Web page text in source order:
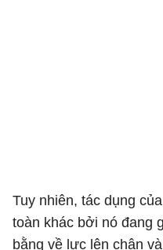
Tuy nhiên, tác dụng
toàn khác bởi nó đang
bằng về lực lên chân